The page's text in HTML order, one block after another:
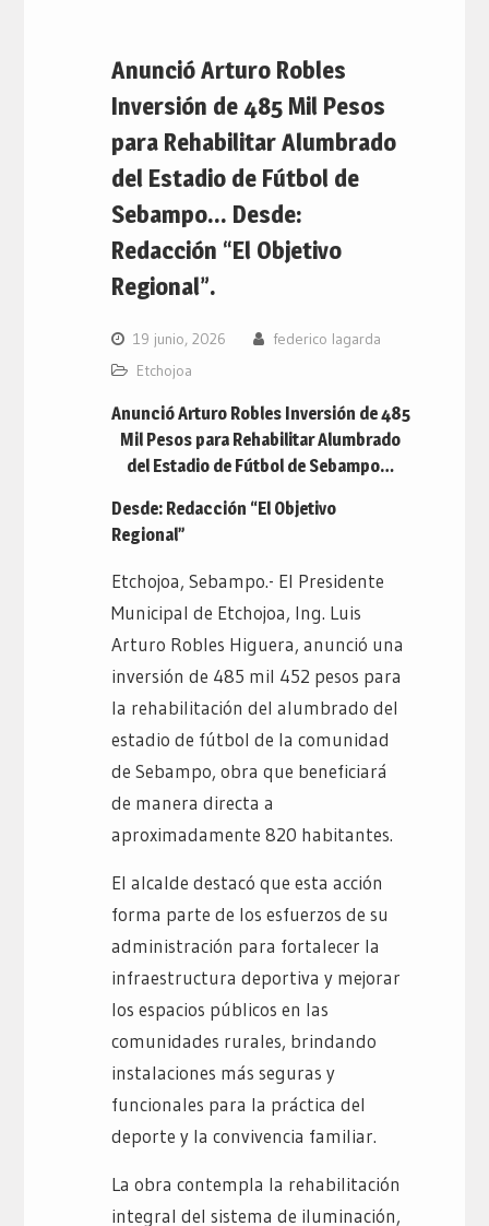
Anunció Arturo Robles
Inversión de 485 Mil Pesos
para Rehabilitar Alumbrado
del Estadio de Fútbol de
Sebampo… Desde:
Redacción “El Objetivo
Regional”.
19 junio, 2026
federico lagarda
Etchojoa
Anunció Arturo Robles Inversión de 485
Mil Pesos para Rehabilitar Alumbrado
del Estadio de Fútbol de Sebampo…
Desde: Redacción “El Objetivo
Regional”
Etchojoa, Sebampo.- El Presidente
Municipal de Etchojoa, Ing. Luis
Arturo Robles Higuera, anunció una
inversión de 485 mil 452 pesos para
la rehabilitación del alumbrado del
estadio de fútbol de la comunidad
de Sebampo, obra que beneficiará
de manera directa a
aproximadamente 820 habitantes.
El alcalde destacó que esta acción
forma parte de los esfuerzos de su
administración para fortalecer la
infraestructura deportiva y mejorar
los espacios públicos en las
comunidades rurales, brindando
instalaciones más seguras y
funcionales para la práctica del
deporte y la convivencia familiar.
La obra contempla la rehabilitación
integral del sistema de iluminación,